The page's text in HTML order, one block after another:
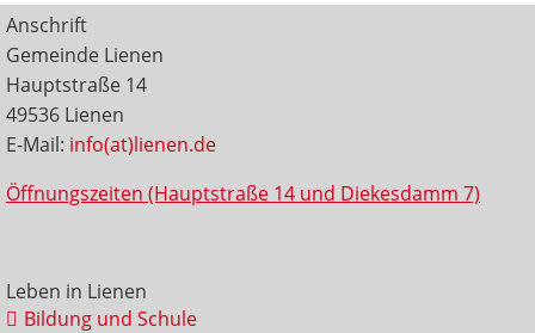
Anschrift
Gemeinde Lienen
Hauptstraße 14
49536 Lienen
E-Mail: info(at)lienen.de
Öffnungszeiten (Hauptstraße 14 und Diekesdamm 7)
Leben in Lienen
Bildung und Schule